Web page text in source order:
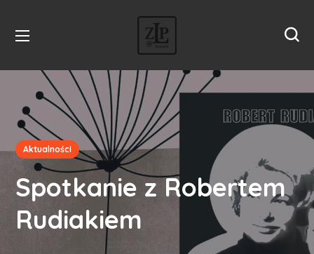
Aktualności
Spotkanie z Robertem
Rudiakiem